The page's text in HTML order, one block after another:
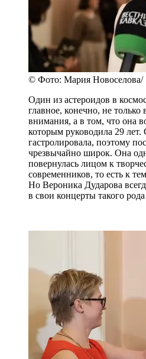
© Фото: Мария Новоселова/
Один из астероидов в
главное, конечно, не
внимания, а в том, что она
которым руководила 29
гастролировала, поэтому
чрезвычайно широк. Она
повернулась лицом к
современников, то есть к
Но Вероника Дударова
в свои концерты такого